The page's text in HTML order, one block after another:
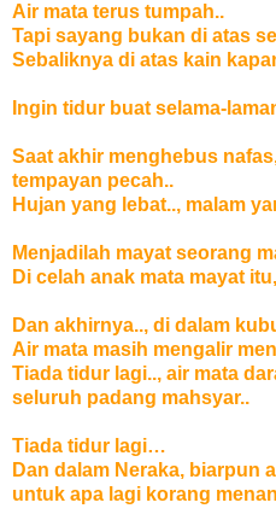
Air mata terus tumpah..
Tapi sayang bukan di atas
Sebaliknya di atas kain
Ingin tidur buat selama-
Saat akhir menghebus
tempayan pecah..
Hujan yang lebat.., malam
Menjadilah mayat seorang
Di celah anak mata mayat
Dan akhirnya.., di dalam
Air mata masih mengalir
Tiada tidur lagi.., air mata
seluruh padang mahsyar..
Tiada tidur lagi…
Dan dalam Neraka, biarpun
untuk apa lagi korang